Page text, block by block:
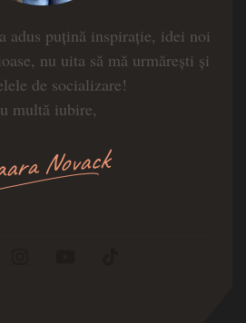
adus puțină inspirație, idei noi
nu uita să mă urmărești și
de socializare!
multă iubire,
Novack